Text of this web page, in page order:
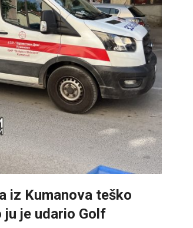
iz Kumanova teško
ju je udario Golf